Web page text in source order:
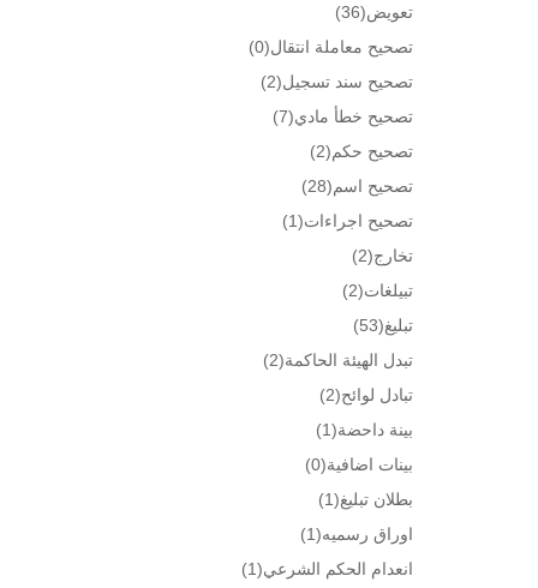
تعويض(36)
تصحيح معاملة انتقال(0)
تصحيح سند تسجيل(2)
تصحيح خطأ مادي(7)
تصحيح حكم(2)
تصحيح اسم(28)
تصحيح اجراءات(1)
تخارج(2)
تبيلغات(2)
تبليغ(53)
تبدل الهيئة الحاكمة(2)
تبادل لوائح(2)
بينة داحضة(1)
بينات اضافية(0)
بطلان تبليغ(1)
اوراق رسميه(1)
انعدام الحكم الشرعي(1)